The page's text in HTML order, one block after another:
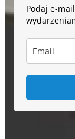
Podaj e-